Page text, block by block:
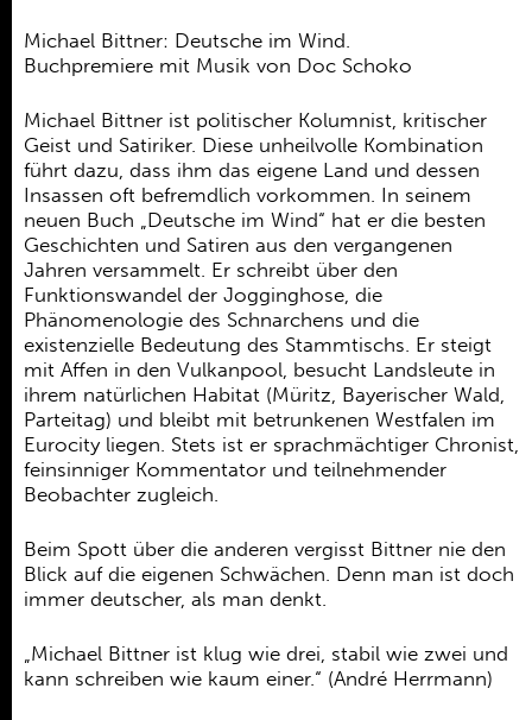
Kooperationen
Förderer
Kontakt
Michael Bittner: Deutsche im Wind.
Buchpremiere mit Musik von Doc Schoko
Michael Bittner ist politischer Kolumnist, kritischer
Geist und Satiriker. Diese unheilvolle Kombination
führt dazu, dass ihm das eigene Land und dessen
Insassen oft befremdlich vorkommen. In seinem
neuen Buch „Deutsche im Wind“ hat er die besten
Geschichten und Satiren aus den vergangenen
Jahren versammelt. Er schreibt über den
Funktionswandel der Jogginghose, die
Phänomenologie des Schnarchens und die
existenzielle Bedeutung des Stammtischs. Er steigt
mit Affen in den Vulkanpool, besucht Landsleute in
ihrem natürlichen Habitat (Müritz, Bayerischer Wald,
Parteitag) und bleibt mit betrunkenen Westfalen im
Eurocity liegen. Stets ist er sprachmächtiger Chronist,
feinsinniger Kommentator und teilnehmender
Beobachter zugleich.
Beim Spott über die anderen vergisst Bittner nie den
Blick auf die eigenen Schwächen. Denn man ist doch
immer deutscher, als man denkt.
„Michael Bittner ist klug wie drei, stabil wie zwei und
kann schreiben wie kaum einer.“ (André Herrmann)